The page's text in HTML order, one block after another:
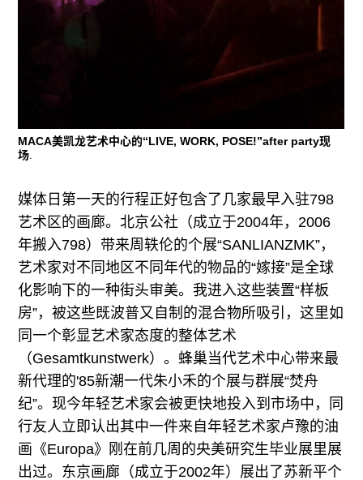
MACA美凯龙艺术中心的“LIVE, WORK, POSE!”after party现
场.
媒体日第一天的行程正好包含了几家最早入驻798
艺术区的画廊。北京公社（成立于2004年，2006
年搬入798）带来周轶伦的个展“SANLIANZMK”，
艺术家对不同地区不同年代的物品的“嫁接”是全球
化影响下的一种街头审美。我进入这些装置“样板
房”，被这些既波普又自制的混合物所吸引，这里如
同一个彰显艺术家态度的整体艺术
（Gesamtkunstwerk）。蜂巢当代艺术中心带来最
新代理的'85新潮一代朱小禾的个展与群展“焚舟
纪”。现今年轻艺术家会被更快地投入到市场中，同
行友人立即认出其中一件来自年轻艺术家卢豫的油
画《Europa》刚在前几周的央美研究生毕业展里展
出过。东京画廊（成立于2002年）展出了苏新平个